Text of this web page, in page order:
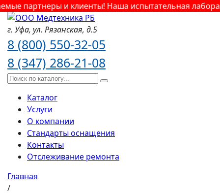
партнеры и клиенты! Наша испытательная
г. Уфа, ул. Рязанская, д.5
8 (800) 550-32-05
8 (347) 286-21-08
Каталог
Услуги
О компании
Стандарты оснащения
Контакты
Отслеживание ремонта
Главная
/